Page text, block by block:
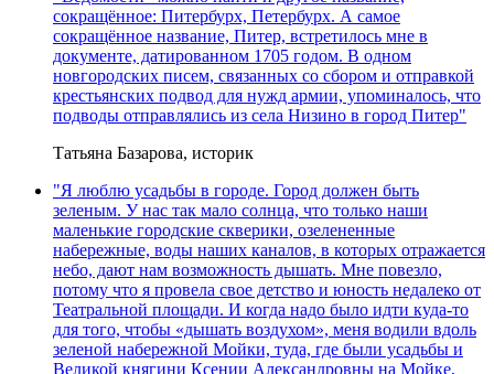
сокращённое: Питербурх, Петербурх. А самое
сокращённое название, Питер, встретилось мне в
документе, датированном 1705 годом. В одном
новгородских писем, связанных со сбором и отправкой
крестьянских подвод для нужд армии, упоминалось, что
подводы отправлялись из села Низино в город Питер"
Татьяна Базарова, историк
"Я люблю усадьбы в городе. Город должен быть
зеленым. У нас так мало солнца, что только наши
маленькие городские скверики, озелененные
набережные, воды наших каналов, в которых отражается
небо, дают нам возможность дышать. Мне повезло,
потому что я провела свое детство и юность недалеко от
Театральной площади. И когда надо было идти куда-то
для того, чтобы «дышать воздухом», меня водили вдоль
зеленой набережной Мойки, туда, где были усадьбы и
Великой княгини Ксении Александровны на Мойке,